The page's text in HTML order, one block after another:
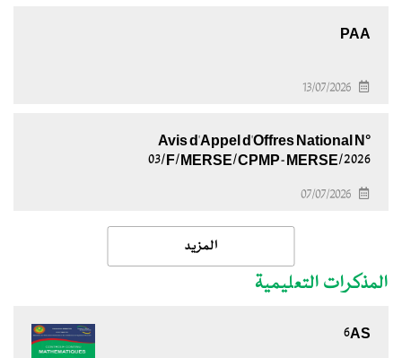
PAA
13/07/2026
Avis d'Appel d'Offres National N°
03/F/MERSE/CPMP-MERSE/2026
07/07/2026
المزيد
المذكرات التعليمية
6AS